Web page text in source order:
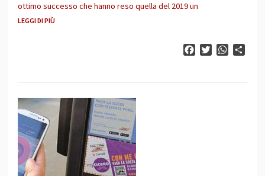
ottimo successo che hanno reso quella del 2019 un
LEGGI DI PIÙ
FacebookTwitter